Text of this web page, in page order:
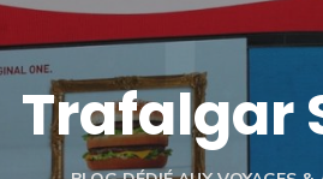
Trafalgar